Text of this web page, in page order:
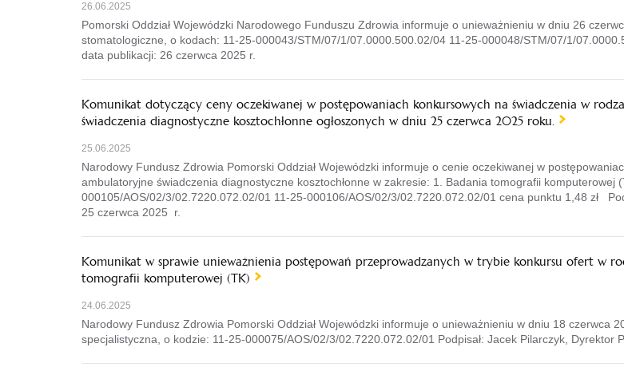
26.06.2025
Pomorski Oddział Wojewódzki Narodowego Funduszu Zdrowia informuje o unieważnieniu w dniu 26
stomatologiczne, o kodach: 11-25-000043/STM/07/1/07.0000.500.02/04 11-25-000048/STM/07/1/
data publikacji: 26 czerwca 2025 r.
Komunikat dotyczący ceny oczekiwanej w postępowaniach konkursowych na świadczenia w
świadczenia diagnostyczne kosztochłonne ogłoszonych w dniu 25 czerwca 2025 roku.
25.06.2025
Narodowy Fundusz Zdrowia Pomorski Oddział Wojewódzki informuje o cenie oczekiwanej w
ambulatoryjne świadczenia diagnostyczne kosztochłonne w zakresie: 1. Badania tomografii
000105/AOS/02/3/02.7220.072.02/01 11-25-000106/AOS/02/3/02.7220.072.02/01 cena punktu 1,48 zł
25 czerwca 2025 r.
Komunikat w sprawie unieważnienia postępowań przeprowadzanych w trybie konkursu ofert w
tomografii komputerowej (TK)
24.06.2025
Narodowy Fundusz Zdrowia Pomorski Oddział Wojewódzki informuje o unieważnieniu w dniu 18 czerwca
specjalistyczna, o kodzie: 11-25-000075/AOS/02/3/02.7220.072.02/01 Podpisał: Jacek Pilarczyk, Dyrektor